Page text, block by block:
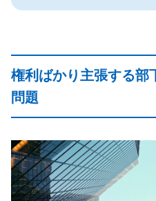
権利ばかり主張する部
問題